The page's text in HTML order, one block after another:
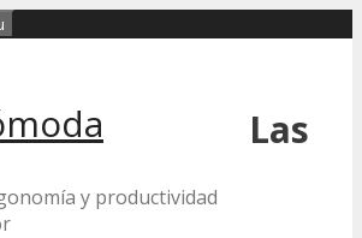
y productividad
Las